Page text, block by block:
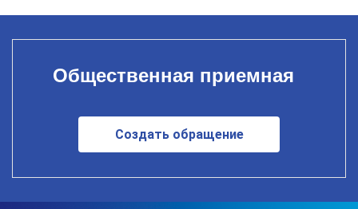
Общественная приемная
Создать обращение